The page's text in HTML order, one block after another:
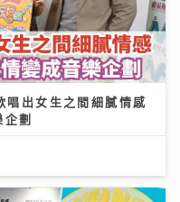
唱出女生之間細膩情感
劃